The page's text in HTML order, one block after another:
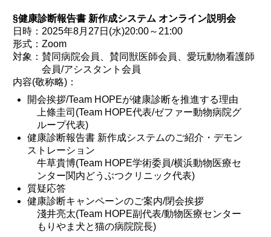
§健康診断報告書 新作成システム オンライン説明会
日時：2025年8月27日(水)20:00～21:00
形式：Zoom
対象：賛同病院会員、賛同獣医師会員、愛玩動物看護師
会員/アシスタント会員
内容(敬称略)：
開会挨拶/Team HOPEが健康診断を推進する理由
上條圭司(Team HOPE代表/ゼファー動物病院グ
ループ代表)
健康診断報告書 新作成システムのご紹介・デモン
ストレーション
牛草貴博(Team HOPE学術委員/横浜動物医療セ
ンター関内どうぶつクリニック代表)
質疑応答
健康診断キャンペーンのご案内/閉会挨拶
淺井亮太(Team HOPE副代表/動物医療センター
もりやま犬と猫の病院院長)